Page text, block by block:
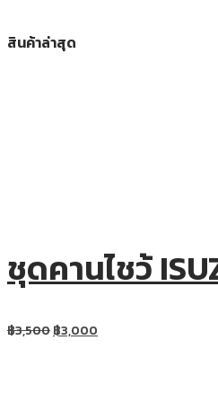
สินค้าล่าสุด
ชุดคานไชว้
฿3,500฿3,000